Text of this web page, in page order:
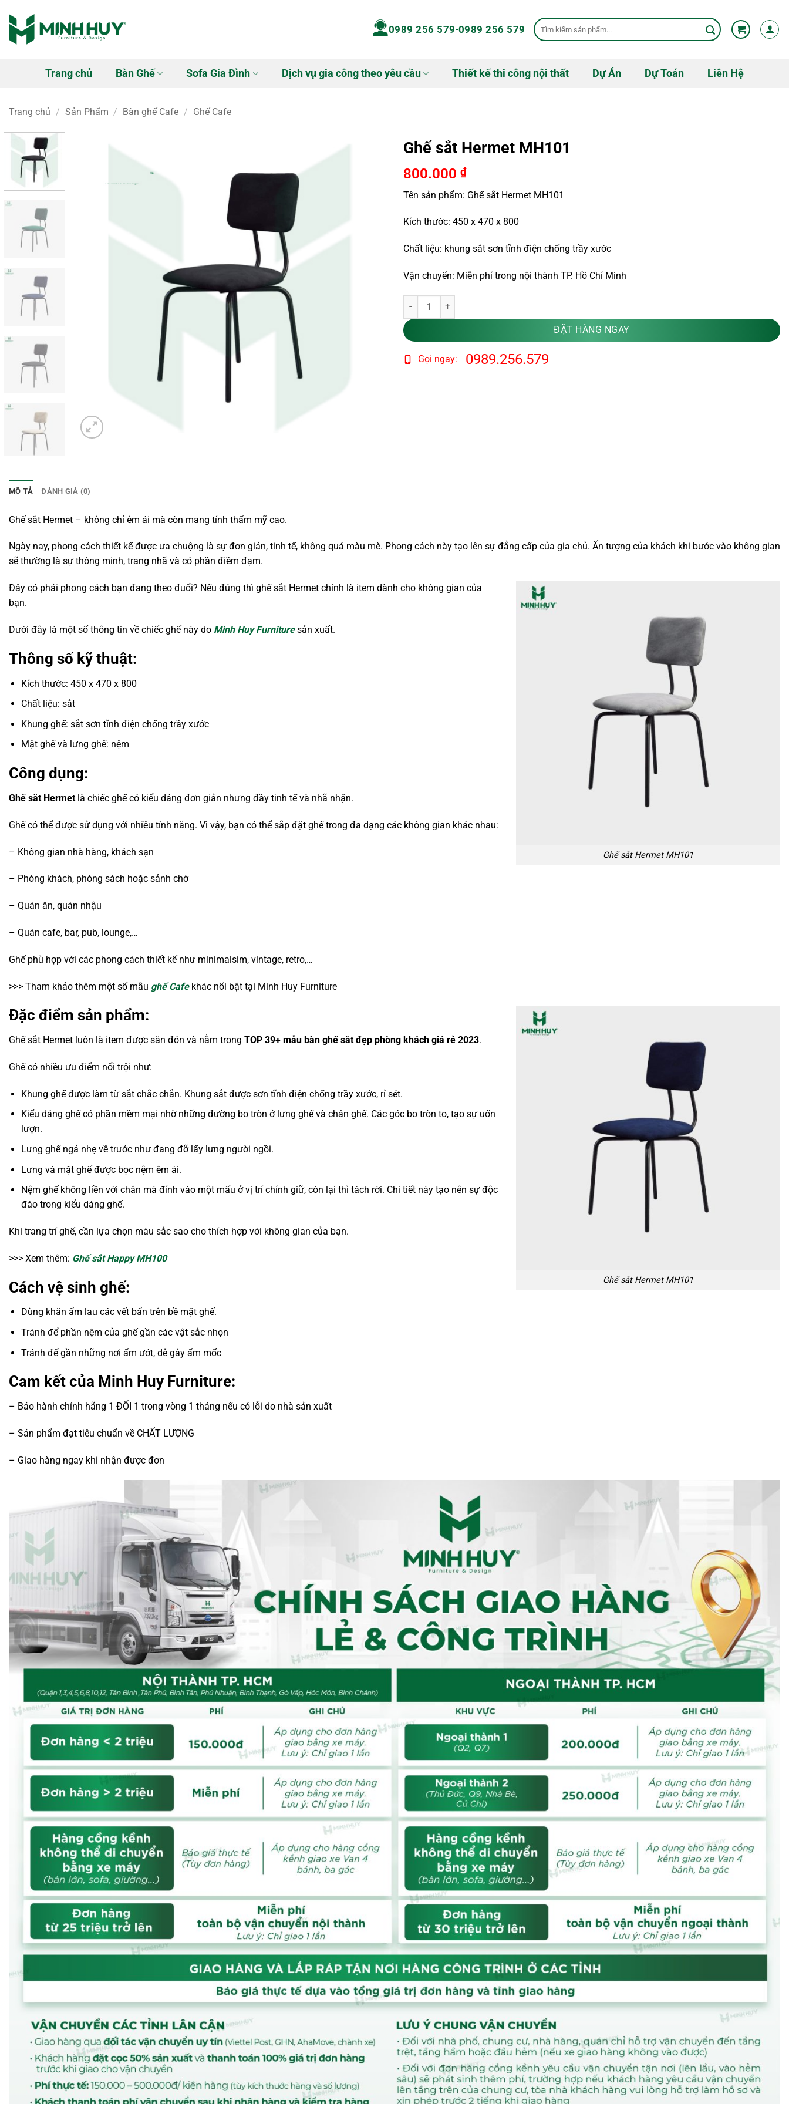
qua
nội
0989 256 579-0989 256 579
Tìm
kiếm:
Trang chủ Bàn Ghế Sofa Gia Đình Dịch vụ gia công theo yêu cầu Thiết kế thi công nội thất Dự Án Dự Toán Liên Hệ
Trang chủ / Sản Phẩm / Bàn ghế Cafe / Ghế Cafe
Ghế sắt Hermet MH101
800.000 ₫
Tên sản phẩm: Ghế sắt Hermet MH101
Kích thước: 450 x 470 x 800
Chất liệu: khung sắt sơn tĩnh điện chống trầy xước
Vận chuyển: Miễn phí trong nội thành TP. Hồ Chí Minh
Ghế sắt Hermet MH101 số lượng
ĐẶT HÀNG NGAY
Gọi ngay: 0989.256.579
MÔ TẢ ĐÁNH GIÁ (0)
Ghế sắt Hermet – không chỉ êm ái mà còn mang tính thẩm mỹ cao.
Ngày nay, phong cách thiết kế được ưa chuộng là sự đơn giản, tinh tế, không quá màu mè. Phong cách này tạo lên sự đẳng cấp của gia chủ. Ấn tượng của khách khi bước vào không gian
sẽ thường là sự thông minh, trang nhã và có phần điềm đạm.
Ghế sắt Hermet MH101
Đây có phải phong cách bạn đang theo đuổi? Nếu đúng thì ghế sắt Hermet chính là item dành cho không gian của
bạn.
Dưới đây là một số thông tin về chiếc ghế này do Minh Huy Furnituresản xuất.
Thông số kỹ thuật:
Kích thước: 450 x 470 x 800
Chất liệu: sắt
Khung ghế: sắt sơn tĩnh điện chống trầy xước
Mặt ghế và lưng ghế: nệm
Công dụng:
Ghế sắt Hermet là chiếc ghế có kiểu dáng đơn giản nhưng đầy tinh tế và nhã nhặn.
Ghế có thể được sử dụng với nhiều tính năng. Vì vậy, bạn có thể sắp đặt ghế trong đa dạng các không gian khác nhau:
– Không gian nhà hàng, khách sạn
– Phòng khách, phòng sách hoặc sảnh chờ
– Quán ăn, quán nhậu
– Quán cafe, bar, pub, lounge,…
Ghế phù hợp với các phong cách thiết kế như minimalsim, vintage, retro,…
>>> Tham khảo thêm một số mẫu ghế Cafekhác nổi bật tại Minh Huy Furniture
Ghế sắt Hermet MH101
Đặc điểm sản phẩm:
Ghế sắt Hermet luôn là item được săn đón và nằm trong TOP 39+ mẫu bàn ghế sắt đẹp phòng khách giá rẻ 2023.
Ghế có nhiều ưu điểm nổi trội như:
Khung ghế được làm từ sắt chắc chắn. Khung sắt được sơn tĩnh điện chống trầy xước, rỉ sét.
Kiểu dáng ghế có phần mềm mại nhờ những đường bo tròn ở lưng ghế và chân ghế. Các góc bo tròn to, tạo sự uốn
lượn.
Lưng ghế ngả nhẹ về trước như đang đỡ lấy lưng người ngồi.
Lưng và mặt ghế được bọc nệm êm ái.
Nệm ghế không liền với chân mà đính vào một mấu ở vị trí chính giữ, còn lại thì tách rời. Chi tiết này tạo nên sự độc
đáo trong kiểu dáng ghế.
Khi trang trí ghế, cần lựa chọn màu sắc sao cho thích hợp với không gian của bạn.
>>> Xem thêm: Ghế sắt Happy MH100
Cách vệ sinh ghế:
Dùng khăn ẩm lau các vết bẩn trên bề mặt ghế.
Tránh để phần nệm của ghế gần các vật sắc nhọn
Tránh để gần những nơi ẩm ướt, dễ gây ẩm mốc
Cam kết của Minh Huy Furniture:
– Bảo hành chính hãng 1 ĐỔI 1 trong vòng 1 tháng nếu có lỗi do nhà sản xuất
– Sản phẩm đạt tiêu chuẩn về CHẤT LƯỢNG
– Giao hàng ngay khi nhận được đơn